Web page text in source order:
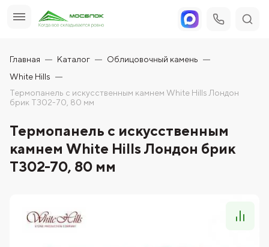
Главная Каталог
Облицовочный камень
White Hills
Термопанель с искусственным камнем White Hills Лондон
брик T302-70, 80 мм
Термопанель с искусственным
камнем White Hills Лондон брик
T302-70, 80 мм